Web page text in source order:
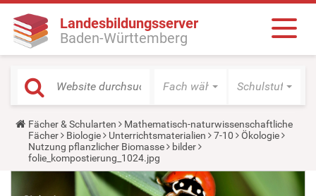
Landesbildungsserver
Baden-Württemberg
Fach wählen Schulstufe
Y
o
u
a
r
Fächer & Schularten
Mathematisch-naturwissenschaftliche
Fächer
Biologie Unterrichtsmaterialien 7-10
Ökologie
Nutzung pflanzlicher Biomasse
bilder
folie_kompostierung_1024.jpg